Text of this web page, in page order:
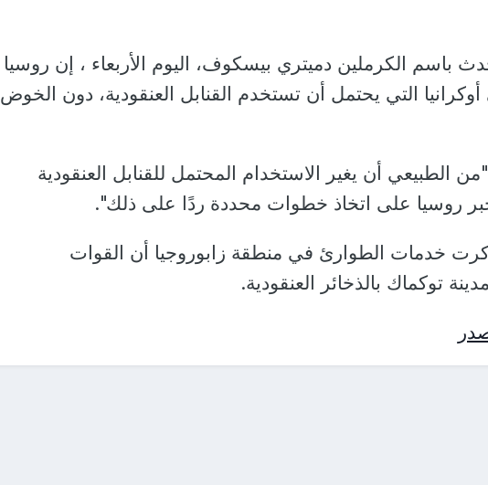
باسم الكرملين دميتري بيسكوف، اليوم الأربعاء ، إن روسيا
التي يحتمل أن تستخدم القنابل العنقودية، دون الخوض
أن يغير الاستخدام المحتمل للقنابل العنقودية
روسيا على اتخاذ خطوات محددة ردًا على ذلك".
خدمات الطوارئ في منطقة زابوروجيا أن القوات
توكماك بالذخائر العنقودية.